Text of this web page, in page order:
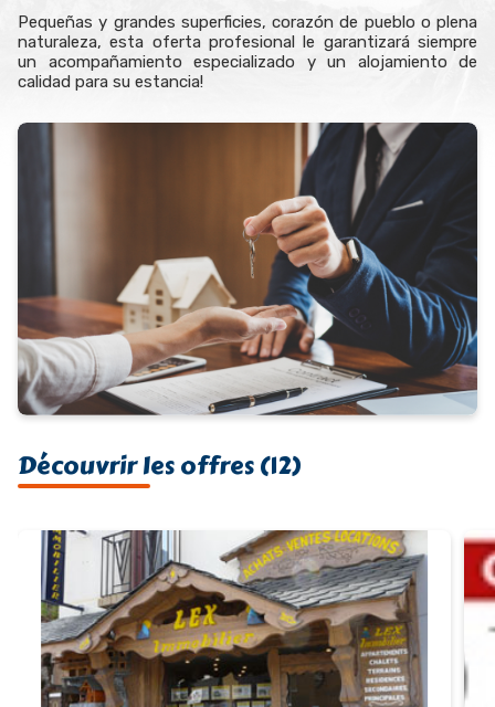
Pequeñas y grandes superficies, corazón de pueblo o plena
naturaleza, esta oferta profesional le garantizará siempre
un acompañamiento especializado y un alojamiento de
calidad para su estancia!
Découvrir les offres (12)